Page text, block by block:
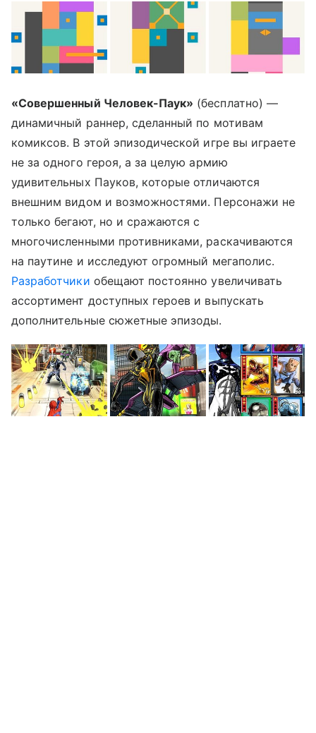
«Совершенный Человек-Паук» (бесплатно) —
динамичный раннер, сделанный по мотивам
комиксов. В этой эпизодической игре вы играете
не за одного героя, а за целую армию
удивительных Пауков, которые отличаются
внешним видом и возможностями. Персонажи не
только бегают, но и сражаются с
многочисленными противниками, раскачиваются
на паутине и исследуют огромный мегаполис.
Разработчики обещают постоянно увеличивать
ассортимент доступных героев и выпускать
дополнительные сюжетные эпизоды.